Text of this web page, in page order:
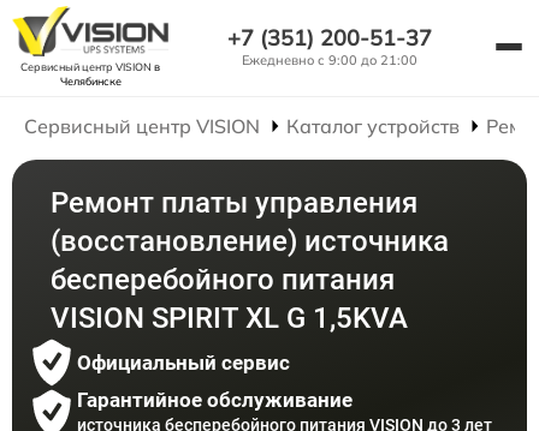
Сервисный центр VISION в
Челябинске
+7 (351) 200-51-37
Ежедневно с 9:00 до 21:00
Сервисный центр VISION Каталог устройств
Ремонт платы управления
(восстановление) источника
бесперебойного питания
VISION SPIRIT XL G 1,5KVA
Официальный сервис
Гарантийное обслуживание
источника бесперебойного питания VISION до 3 лет